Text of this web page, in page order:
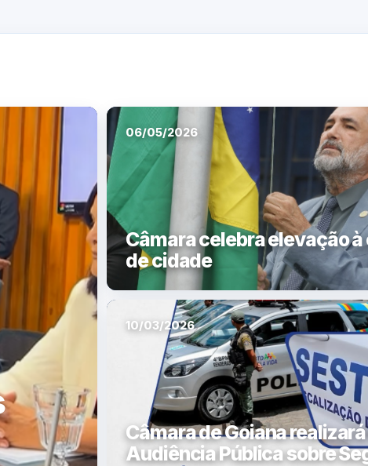
06/05/2026
Câmara celebra elevação
de cidade
10/03/2026
Câmara de Goiana
Audiência Pública sobre